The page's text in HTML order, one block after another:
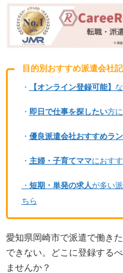
目的別おすすめ派遣会社
・ 【オンライン登録可能】
・ 即日で仕事を探したい方
・ 優良派遣会社おすすめラ
・ 主婦・子育てママにおす
・ 短期・単発の求人が多い
ちら
愛知県岡崎市で派遣で働き
できない。どこに登録する
ませんか？